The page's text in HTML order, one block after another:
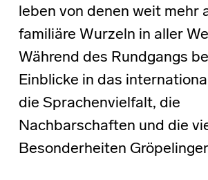
leben von denen weit mehr
familiäre Wurzeln in aller
Während des Rundgangs
Einblicke in das
die Sprachenvielfalt, die
Nachbarschaften und die
Besonderheiten